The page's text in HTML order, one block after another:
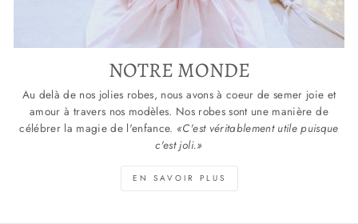
NOTRE MONDE
Au delà de nos jolies robes, nous avons à coeur de semer joie et
amour à travers nos modèles. Nos robes sont une manière de
célébrer la magie de l'enfance. «C'est véritablement utile puisque
c'est joli.»
EN SAVOIR PLUS